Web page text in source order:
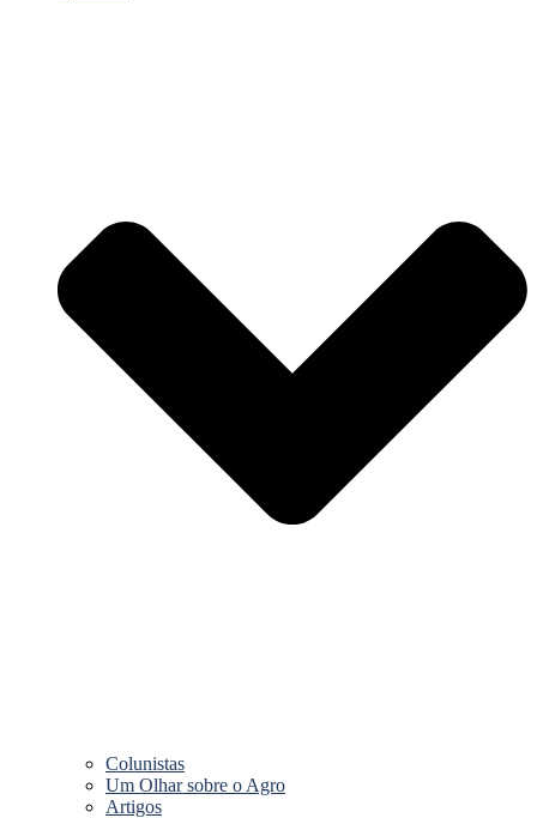
Colunistas
Um Olhar sobre o Agro
Artigos